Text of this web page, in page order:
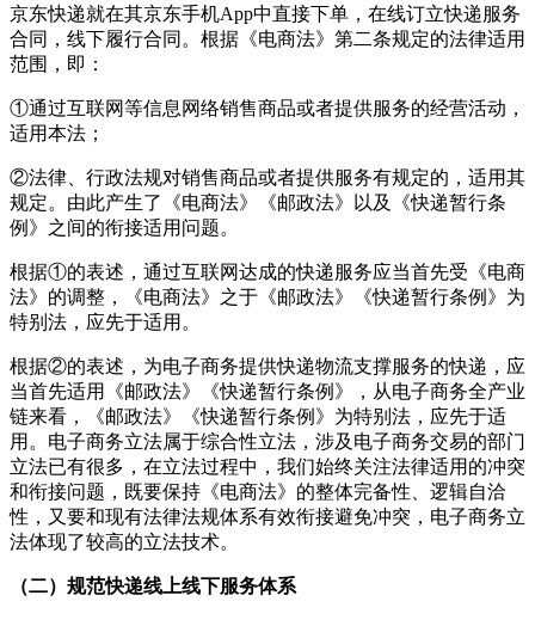
京东快递就在其京东手机App中直接下单，在线订立快递服务
合同，线下履行合同。根据《电商法》第二条规定的法律适用
范围，即：
①通过互联网等信息网络销售商品或者提供服务的经营活动，
适用本法；
②法律、行政法规对销售商品或者提供服务有规定的，适用其
规定。由此产生了《电商法》《邮政法》以及《快递暂行条
例》之间的衔接适用问题。
根据①的表述，通过互联网达成的快递服务应当首先受《电商
法》的调整，《电商法》之于《邮政法》《快递暂行条例》为
特别法，应先于适用。
根据②的表述，为电子商务提供快递物流支撑服务的快递，应
当首先适用《邮政法》《快递暂行条例》，从电子商务全产业
链来看，《邮政法》《快递暂行条例》为特别法，应先于适
用。电子商务立法属于综合性立法，涉及电子商务交易的部门
立法已有很多，在立法过程中，我们始终关注法律适用的冲突
和衔接问题，既要保持《电商法》的整体完备性、逻辑自洽
性，又要和现有法律法规体系有效衔接避免冲突，电子商务立
法体现了较高的立法技术。
（二）规范快递线上线下服务体系